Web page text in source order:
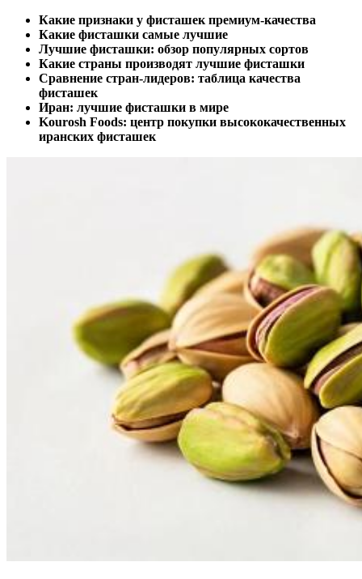
Какие признаки у фисташек премиум‑качества
Какие фисташки самые лучшие
Лучшие фисташки: обзор популярных сортов
Какие страны производят лучшие фисташки
Сравнение стран‑лидеров: таблица качества
фисташек
Иран: лучшие фисташки в мире
Kourosh Foods: центр покупки высококачественных
иранских фисташек